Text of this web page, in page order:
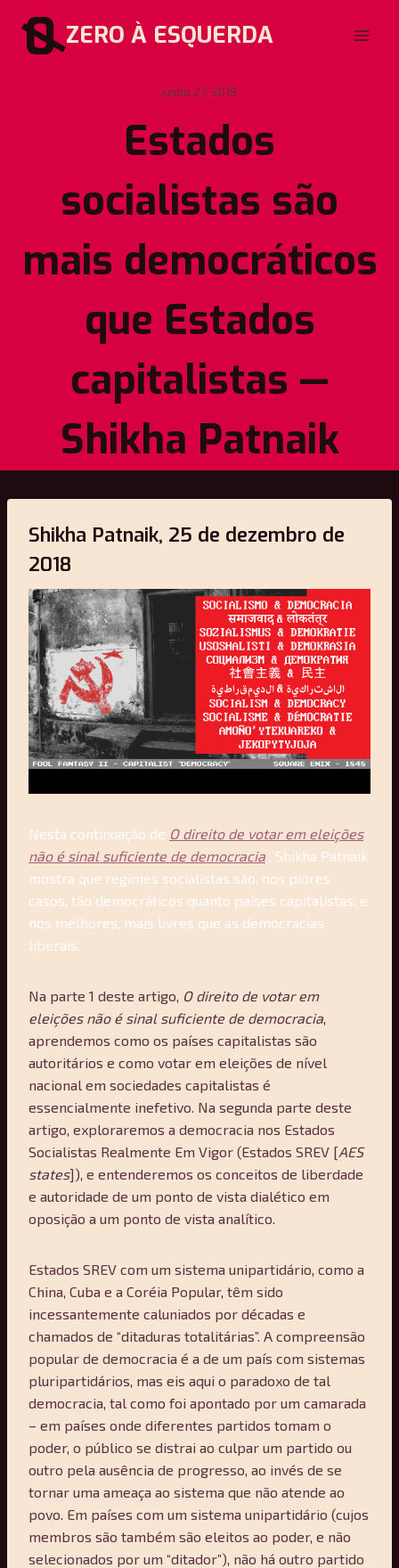
para
ZERO À ESQUERDA
junho 27, 2019
Estados
socialistas são
mais democráticos
que Estados
capitalistas —
Shikha Patnaik
Shikha Patnaik, 25 de dezembro de
2018
Nesta continuação de O direito de votar em eleições
não é sinal suficiente de democracia
, Shikha Patnaik
mostra que regimes socialistas são, nos piores
casos, tão democráticos quanto países capitalistas, e
nos melhores, mais livres que as democracias
liberais.
Na parte 1 deste artigo, O direito de votar em
eleições não é sinal suficiente de democracia
aprendemos como os países capitalistas são
autoritários e como votar em eleições de nível
nacional em sociedades capitalistas é
essencialmente inefetivo. Na segunda parte deste
artigo, exploraremos a democracia nos Estados
Socialistas Realmente Em Vigor (Estados SREV [AES
states]), e entenderemos os conceitos de liberdade
e autoridade de um ponto de vista dialético em
oposição a um ponto de vista analítico.
Estados SREV com um sistema unipartidário, como a
China, Cuba e a Coréia Popular, têm sido
incessantemente caluniados por décadas e
chamados de “ditaduras totalitárias”. A compreensão
popular de democracia é a de um país com sistemas
pluripartidários, mas eis aqui o paradoxo de tal
democracia, tal como foi apontado por um camarada
– em países onde diferentes partidos tomam o
poder, o público se distrai ao culpar um partido ou
outro pela ausência de progresso, ao invés de se
tornar uma ameaça ao sistema que não atende ao
povo. Em países com um sistema unipartidário (cujos
membros são também são eleitos ao poder, e não
selecionados por um “ditador”), não há outro partido